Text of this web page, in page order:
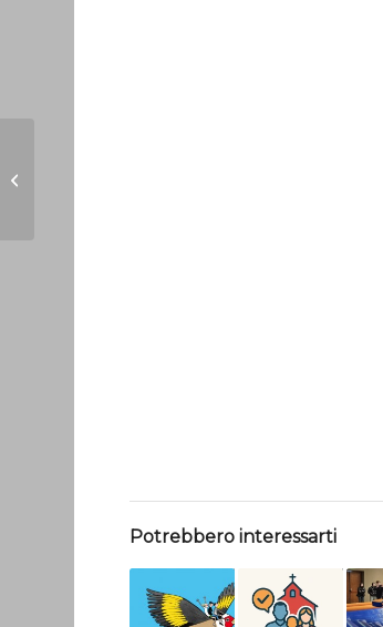
Potrebbero interessarti